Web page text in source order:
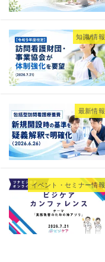
知識/情報
最新情報
イベント・セミナー情報